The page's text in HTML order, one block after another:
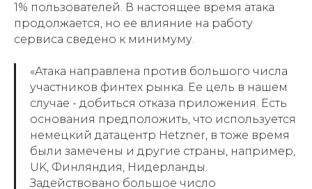
1% пользователей. В настоящее время атака
продолжается, но ее влияние на работу
сервиса сведено к минимуму.
«Атака направлена против большого числа
участников финтех рынка. Ее цель в нашем
случае - добиться отказа приложения. Есть
основания предположить, что используется
немецкий датацентр Hetzner, в тоже время
были замечены и другие страны, например,
UK, Финляндия, Нидерланды.
Задействовано большое число